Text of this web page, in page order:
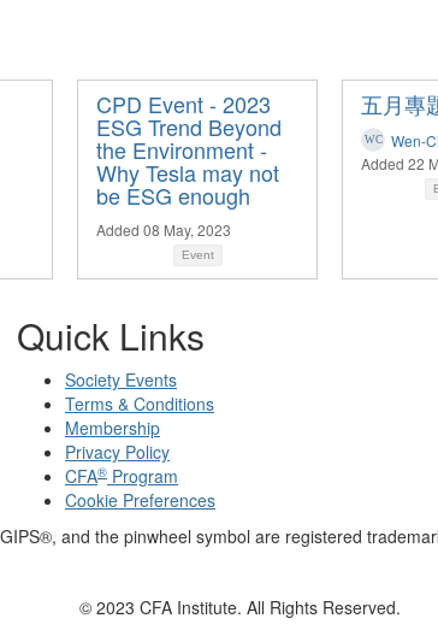
CPD Event - 2023
ESG Trend Beyond
the Environment -
Why Tesla may not
be ESG enough
Added 08 May, 2023
Event
五月專
Wen-
Added 22
Quick Links
Society Events
Terms & Conditions
Membership
Privacy Policy
CFA® Program
Cookie Preferences
and the pinwheel symbol are registered
© 2023 CFA Institute. All Rights Reserved.